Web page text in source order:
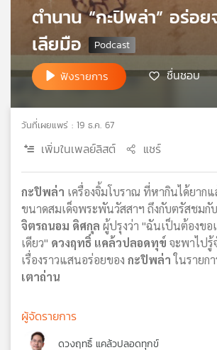
พี
บี
วิทยุ
ตำนาน “กะปิพล่า” อร่อ
เลียมือ
ฟังรายการ ชื่นชอบ
วันที่เผยแพร่ : 19 ธ.ค. 67
เพิ่มในเพลย์ลิสต์ แชร์
กะปิพล่า เครื่องจิ้มโบราณ ที่หากินได้ยาก
ขนาดสมเด็จพระพันวัสสาฯ ถึงกับตรัสชมกับ
จิตรถนอม ดิศกุล ผู้ปรุงว่า "ฉันเป็นต้องขอ
เดียว" ดวงฤทธิ์ แคล้วปลอดทุข์ จะพาไปรู้
เรื่องราวแสนอร่อยของ กะปิพล่าในรายก
เตาถ่าน
ผู้จัดรายการ
ดวงฤทธิ์ แคล้วปลอดทุกข์